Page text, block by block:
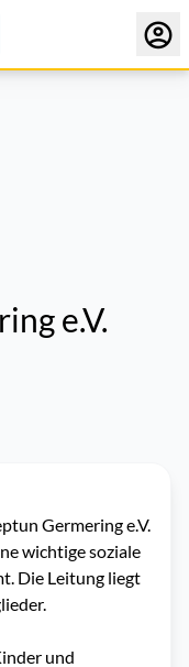
e.V.
Germering e.V.
wichtige soziale
Die Leitung liegt
und